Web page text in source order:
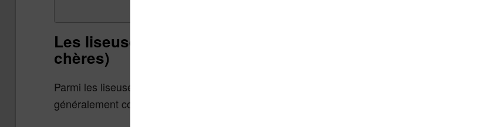
Les liseuses en promotion (ou exceptionnellement pas
chères)
Parmi les liseuses disponibles en ce moment, certaines ont
généralement constaté. Vous trouverez ces liseuses dans ce tableau :